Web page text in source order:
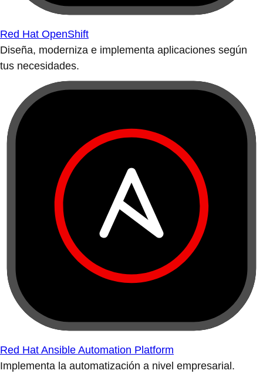
Red Hat OpenShift
Diseña, moderniza e implementa aplicaciones según
tus necesidades.
Red Hat Ansible Automation Platform
Implementa la automatización a nivel empresarial.